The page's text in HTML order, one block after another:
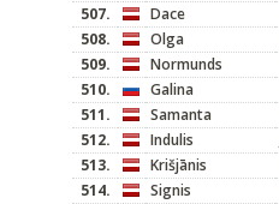
507.
Dace
508.
Olga
509.
Normunds
510.
Galina
511.
Samanta
512.
Indulis
513.
Krišjānis
514.
Signis